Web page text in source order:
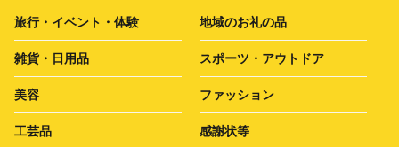
旅行・イベント・体験 地域のお礼の品
雑貨・日用品 スポーツ・アウトドア
美容 ファッション
工芸品 感謝状等